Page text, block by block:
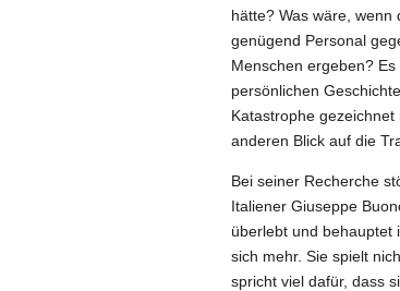
hätte? Was wäre, wenn
genügend Personal
Menschen ergeben?
persönlichen
Katastrophe
anderen Blick auf die
Bei seiner Recherche
Italiener Giuseppe
überlebt und behauptet
sich mehr. Sie spielt
spricht viel dafür, dass